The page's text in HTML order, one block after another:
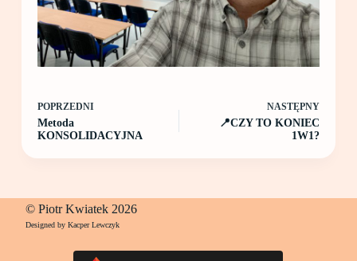
POPRZEDNI
Metoda
KONSOLIDACYJNA
NASTĘPNY
📍CZY TO KONIEC
1W1?
© Piotr Kwiatek 2026
Designed by Kacper Lewczyk